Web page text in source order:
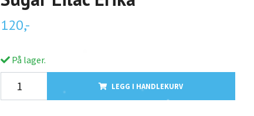
120,-
På lager.
LEGG I HANDLEKURV